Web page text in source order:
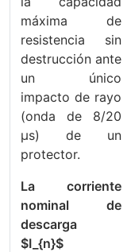
máxima de
resistencia sin
destrucción ante
un único
impacto de rayo
(onda de 8/20
μs) de un
protector.
La corriente
nominal de
descarga
$I_{n}$